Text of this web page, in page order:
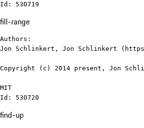
Id: 530719
fill-range
Authors:
Jon Schlinkert, Jon Schlinkert
Copyright (c) 2014 present, Jon
MIT
Id: 530720
find-up